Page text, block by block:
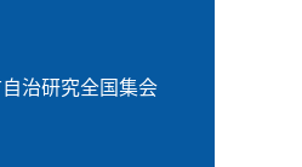
治研究全国集会